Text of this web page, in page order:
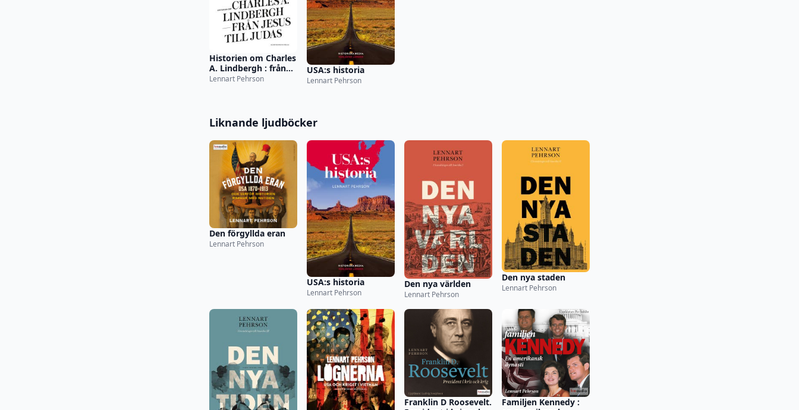
Historien om Charles
A. Lindbergh : från
Jesus till Judas
Lennart Pehrson
USA:s historia
Lennart Pehrson
Liknande ljudböcker
Den förgyllda eran
Lennart Pehrson
USA:s historia
Lennart Pehrson
Den nya världen
Lennart Pehrson
Den nya staden
Lennart Pehrson
Franklin D Roosevelt.
Familjen Kennedy :